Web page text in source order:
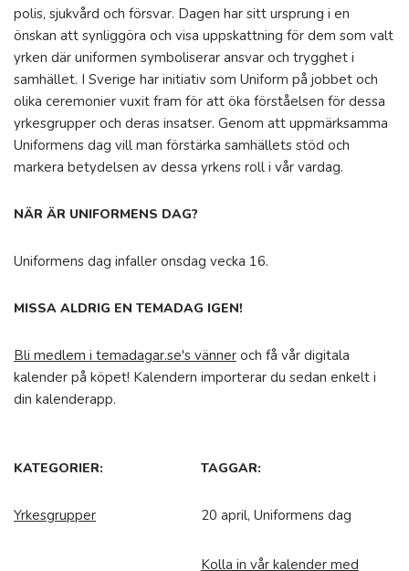
polis, sjukvård och försvar. Dagen har sitt ursprung i en
önskan att synliggöra och visa uppskattning för dem som valt
yrken där uniformen symboliserar ansvar och trygghet i
samhället. I Sverige har initiativ som Uniform på jobbet och
olika ceremonier vuxit fram för att öka förståelsen för dessa
yrkesgrupper och deras insatser. Genom att uppmärksamma
Uniformens dag vill man förstärka samhällets stöd och
markera betydelsen av dessa yrkens roll i vår vardag.
NÄR ÄR UNIFORMENS DAG?
Uniformens dag infaller onsdag vecka 16.
MISSA ALDRIG EN TEMADAG IGEN!
Bli medlem i temadagar.se's vänner och få vår digitala
kalender på köpet! Kalendern importerar du sedan enkelt i
din kalenderapp.
KATEGORIER:
Yrkesgrupper
TAGGAR:
20 april, Uniformens dag
Kolla in vår kalender med